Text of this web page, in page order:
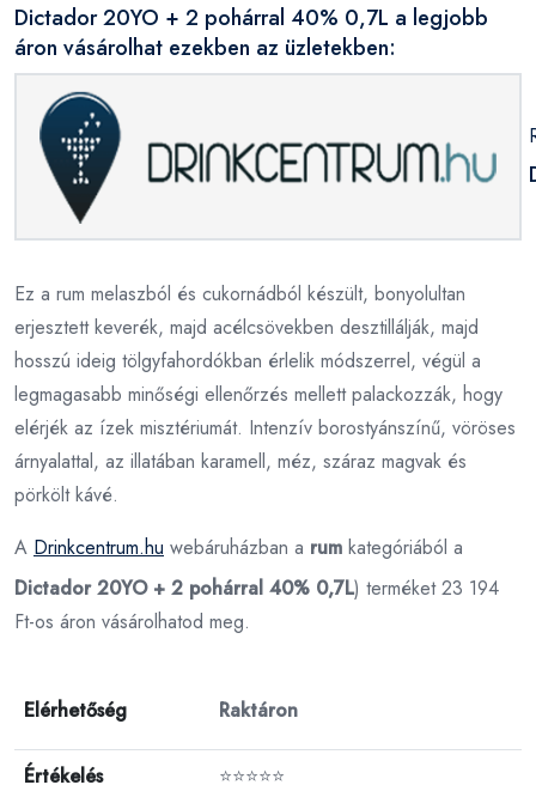
Dictador 20YO + 2 pohárral 40% 0,7L a legjobb
áron vásárolhat ezekben az üzletekben:
Ez a rum melaszból és cukornádból készült, bonyolultan
erjesztett keverék, majd acélcsövekben desztillálják, majd
hosszú ideig tölgyfahordókban érlelik módszerrel, végül a
legmagasabb minőségi ellenőrzés mellett palackozzák, hogy
elérjék az ízek misztériumát. Intenzív borostyánszínű, vöröses
árnyalattal, az illatában karamell, méz, száraz magvak és
pörkölt kávé.
A Drinkcentrum.hu webáruházban a rum kategóriából a
Dictador 20YO + 2 pohárral 40% 0,7L) terméket 23 194
Ft-os áron vásárolhatod meg.
Elérhetőség Raktáron
Értékelés ⭐⭐⭐⭐⭐